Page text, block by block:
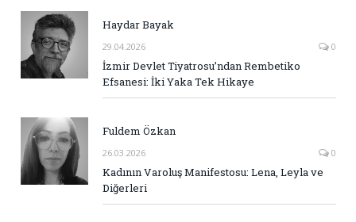
Haydar Bayak
29.04.2026 0
İzmir Devlet Tiyatrosu’ndan Rembetiko
Efsanesi: İki Yaka Tek Hikaye
Fuldem Özkan
26.03.2026 0
Kadının Varoluş Manifestosu: Lena, Leyla ve
Diğerleri